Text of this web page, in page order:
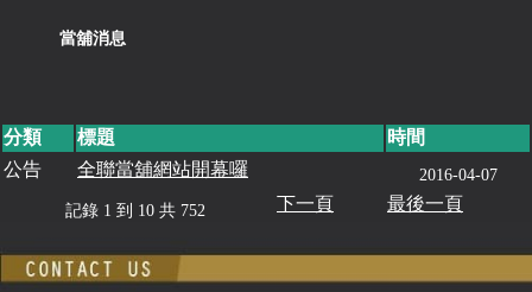
當舖消息
分類 標題
時間
公告
全聯當舖網站開幕囉
2016-04-07
記錄 1 到 10 共 752
下一頁 最後一頁